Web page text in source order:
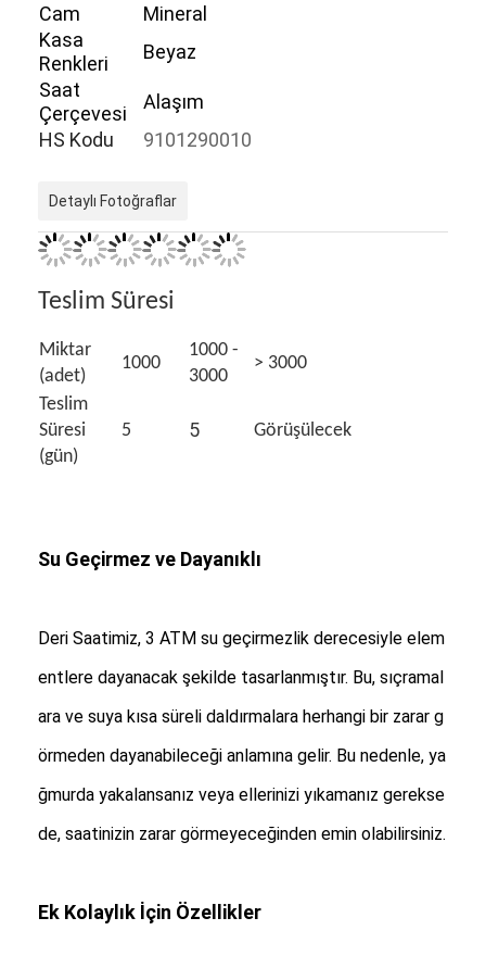
Evde
Ürün
Hakkımızda
Kalite kontrolü
Haberler
Kuvars Bilek İzle
Cam
Mineral
Kasa
Renkleri
Beyaz
Saat
Çerçevesi
Alaşım
HS Kodu
9101290010
Detaylı Fotoğraflar
Teslim Süresi
Miktar
(adet)
1000
1000 -
3000
> 3000
Teslim
Süresi
(gün)
5 5 Görüşülecek
Su Geçirmez ve Dayanıklı
Deri Saatimiz, 3 ATM su geçirmezlik derecesiyle elem
entlere dayanacak şekilde tasarlanmıştır. Bu, sıçramal
ara ve suya kısa süreli daldırmalara herhangi bir zarar g
örmeden dayanabileceği anlamına gelir. Bu nedenle, ya
ğmurda yakalansanız veya ellerinizi yıkamanız gerekse
de, saatinizin zarar görmeyeceğinden emin olabilirsiniz.
Ek Kolaylık İçin Özellikler